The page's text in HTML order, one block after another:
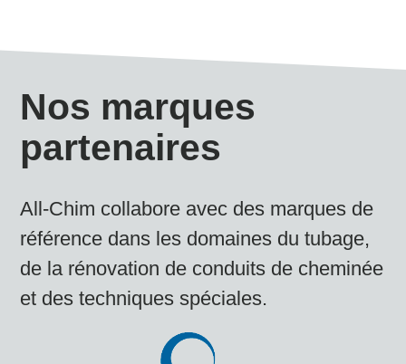
Nos marques
partenaires
All-Chim collabore avec des marques de
référence dans les domaines du tubage,
de la rénovation de conduits de cheminée
et des techniques spéciales.